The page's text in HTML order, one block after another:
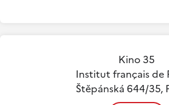
Kino 35
Institut français de
Štěpánská 644/35,